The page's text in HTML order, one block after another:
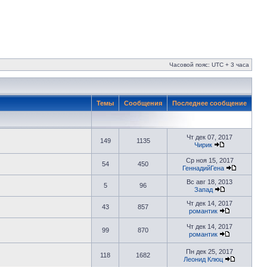
Часовой пояс: UTC + 3 часа
Темы Сообщения Последнее сообщение
149 1135
Чт дек 07, 2017
Чирик
54 450
Ср ноя 15, 2017
ГеннадийГена
5 96
Вс авг 18, 2013
Запад
43 857
Чт дек 14, 2017
романтик
99 870
Чт дек 14, 2017
романтик
118 1682
Пн дек 25, 2017
Леонид Клюц